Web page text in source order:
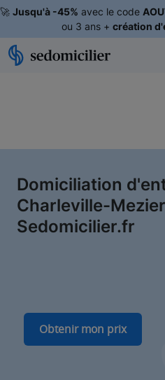
🚀 Jusqu'à -45% avec le code
ou 3 ans + création
Domiciliation
Charleville-
Sedomicilier.fr
Obtenir mon prix